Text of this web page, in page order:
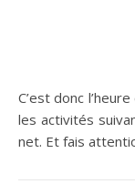
C’est donc
les activités
net. Et fais